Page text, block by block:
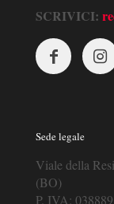
SCRIVICI:
Sede legale
Viale della
(BO)
P. IVA: